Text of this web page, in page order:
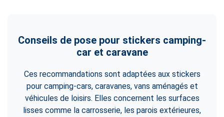
Conseils de pose pour stickers camping-
car et caravane
Ces recommandations sont adaptées aux stickers
pour camping-cars, caravanes, vans aménagés et
véhicules de loisirs. Elles concernent les surfaces
lisses comme la carrosserie, les parois extérieures,